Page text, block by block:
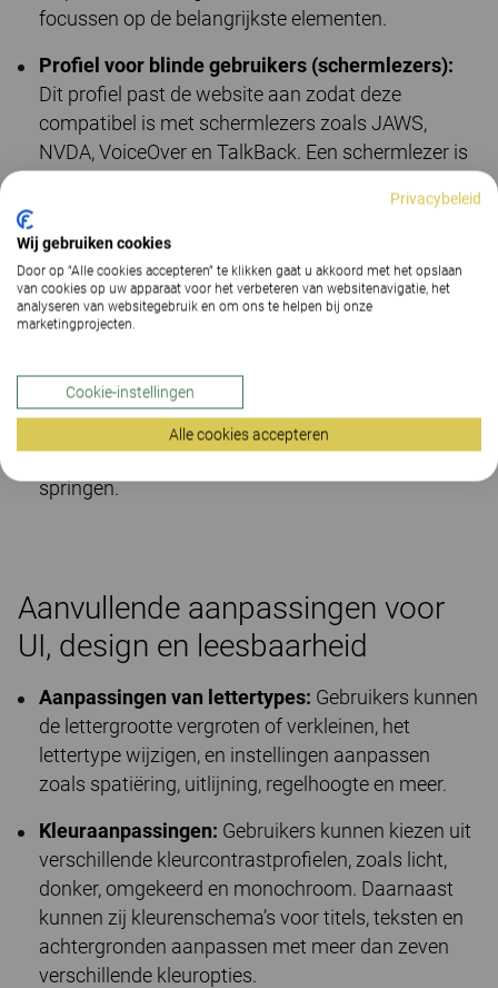
focussen op de belangrijkste elementen.
Profiel voor blinde gebruikers (schermlezers):
Dit profiel past de website aan zodat deze
compatibel is met schermlezers zoals JAWS,
NVDA, VoiceOver en TalkBack. Een schermlezer is
gebruiker, en deze website is daarmee compatibel.
Profiel voor toetsenbordnavigatie (motorische
beperkingen):Dit profiel stelt personen met
motorische beperkingen in staat om de website te
Gebruikers kunnen ook sneltoetsen gebruiken
zoals “M” voor menu’s, “H” voor koppen, “F” voor
formulieren, “B” voor knoppen en “G” voor
afbeeldingen, om snel naar specifieke elementen te
springen.
Aanvullende aanpassingen voor
UI, design en leesbaarheid
Aanpassingen van lettertypes: Gebruikers kunnen
de lettergrootte vergroten of verkleinen, het
lettertype wijzigen, en instellingen aanpassen
zoals spatiëring, uitlijning, regelhoogte en meer.
Kleuraanpassingen: Gebruikers kunnen kiezen uit
verschillende kleurcontrastprofielen, zoals licht,
donker, omgekeerd en monochroom. Daarnaast
kunnen zij kleurenschema’s voor titels, teksten en
achtergronden aanpassen met meer dan zeven
verschillende kleuropties.
Privacybeleid
Wij gebruiken cookies
Door op “Alle cookies accepteren” te klikken gaat u akkoord met het opslaan
van cookies op uw apparaat voor het verbeteren van websitenavigatie, het
analyseren van websitegebruik en om ons te helpen bij onze
marketingprojecten.
Cookie-instellingen
Alle cookies accepteren